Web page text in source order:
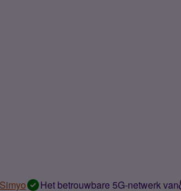
Het betrouwbare 5G-netwerk van